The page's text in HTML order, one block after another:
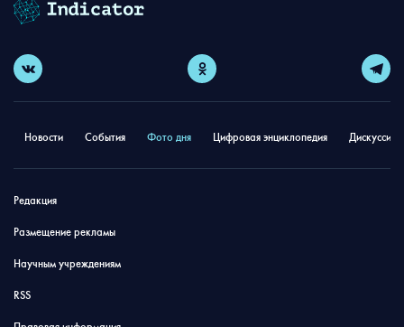
Новости События Фото дня Цифровая энциклопедия
Редакция
Размещение рекламы
Научным учреждениям
RSS